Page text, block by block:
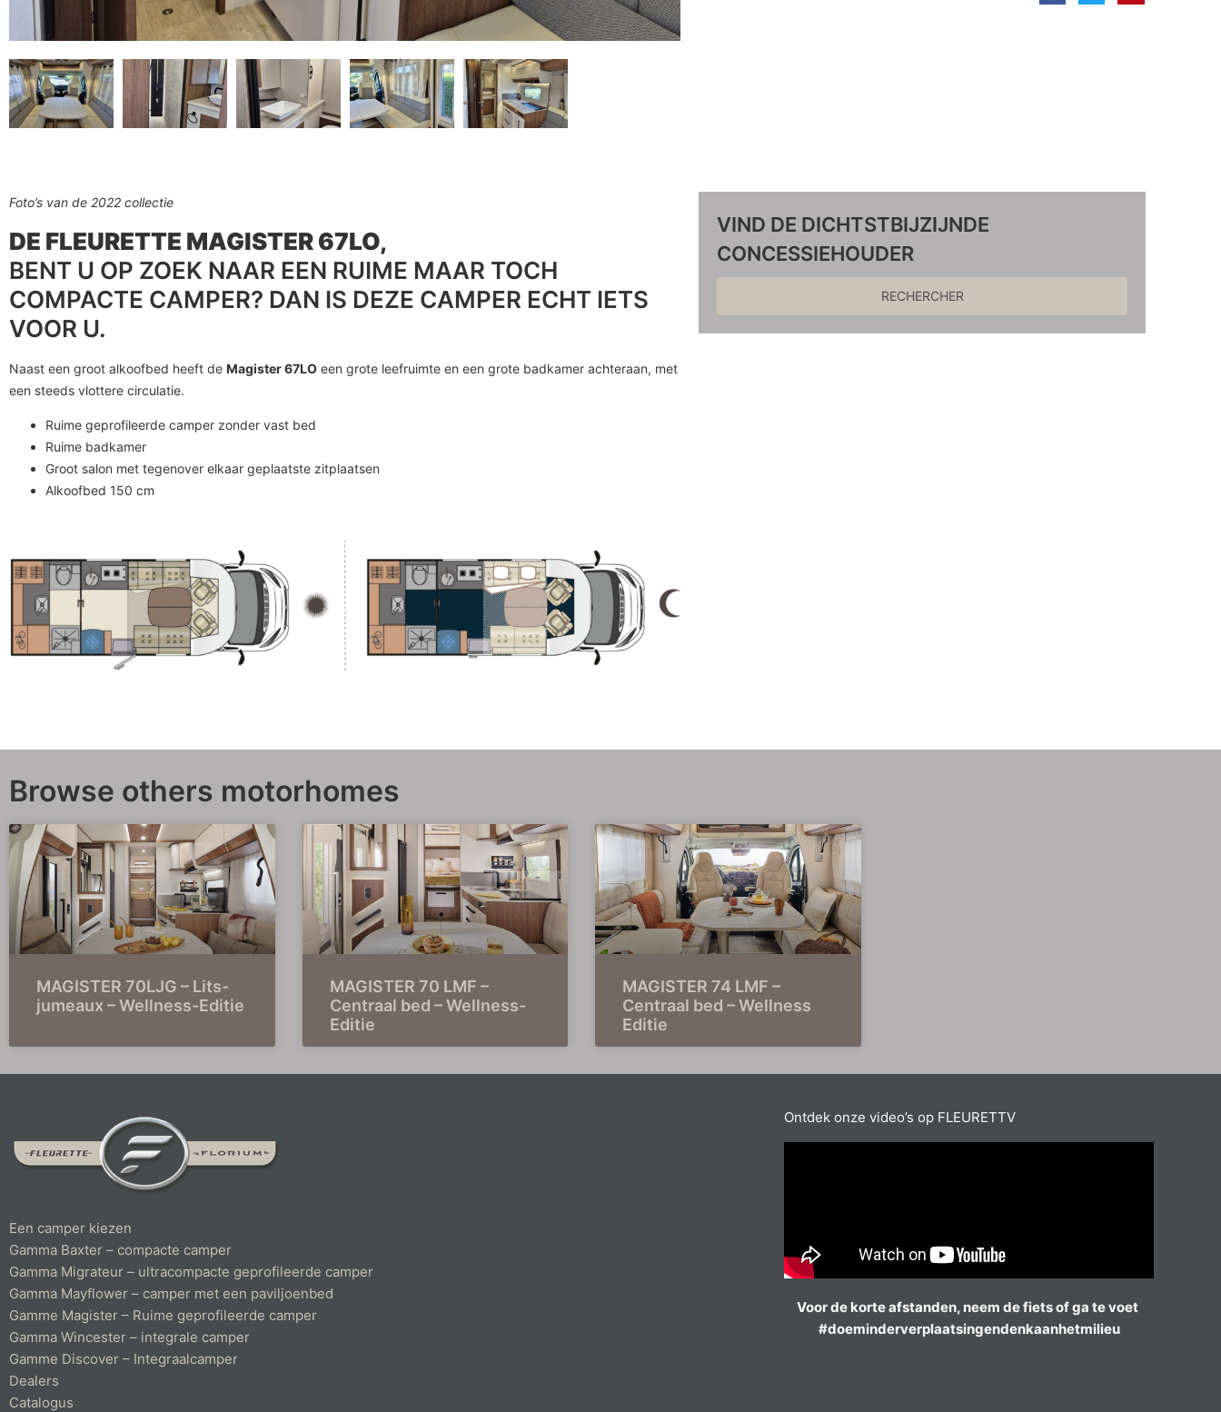
Foto’s van de 2022 collectie
DE FLEURETTE MAGISTER 67LO,
BENT U OP ZOEK NAAR EEN RUIME MAAR TOCH
COMPACTE CAMPER? DAN IS DEZE CAMPER ECHT IETS
VOOR U.
Naast een groot alkoofbed heeft de Magister 67LO een grote leefruimte en een grote badkamer achteraan, met
een steeds vlottere circulatie.
Ruime geprofileerde camper zonder vast bed
Ruime badkamer
Groot salon met tegenover elkaar geplaatste zitplaatsen
Alkoofbed 150 cm
VIND DE DICHTSTBIJZIJNDE
CONCESSIEHOUDER
RECHERCHER
Browse others motorhomes
MAGISTER 70LJG – Lits-
jumeaux – Wellness-Editie
MAGISTER 70 LMF –
Centraal bed – Wellness-
Editie
MAGISTER 74 LMF –
Centraal bed – Wellness
Editie
Een camper kiezen
Gamma Baxter – compacte camper
Gamma Migrateur – ultracompacte geprofileerde camper
Gamma Mayflower – camper met een paviljoenbed
Gamme Magister – Ruime geprofileerde camper
Gamma Wincester – integrale camper
Gamme Discover – Integraalcamper
Dealers
Catalogus
Ontdek onze video’s op FLEURETTV
Voor de korte afstanden, neem de fiets of ga te voet
#doeminderverplaatsingendenkaanhetmilieu